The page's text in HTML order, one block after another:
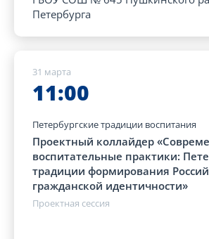
Петербурга
31 марта
11:00
Петербургские традиции воспитания
Проектный коллайдер
воспитательные практики:
традиции формирования
гражданской идентичности»
Проектная сессия